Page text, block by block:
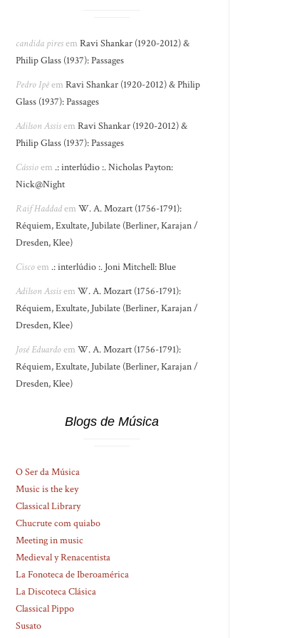
candida piresemRavi Shankar (1920-2012) &
Philip Glass (1937): Passages
Pedro IpêemRavi Shankar (1920-2012) & Philip
Glass (1937): Passages
Adilson AssisemRavi Shankar (1920-2012) &
Philip Glass (1937): Passages
Cássioem .: interlúdio :. Nicholas Payton:
Nick@Night
Raif HaddademW. A. Mozart (1756-1791):
Réquiem, Exultate, Jubilate (Berliner, Karajan /
Dresden, Klee)
Ciscoem .: interlúdio :. Joni Mitchell: Blue
Adilson AssisemW. A. Mozart (1756-1791):
Réquiem, Exultate, Jubilate (Berliner, Karajan /
Dresden, Klee)
José EduardoemW. A. Mozart (1756-1791):
Réquiem, Exultate, Jubilate (Berliner, Karajan /
Dresden, Klee)
Blogs de Música
O Ser da Música
Music is the key
Classical Library
Chucrute com quiabo
Meeting in music
Medieval y Renacentista
La Fonoteca de Iberoamérica
La Discoteca Clásica
Classical Pippo
Susato